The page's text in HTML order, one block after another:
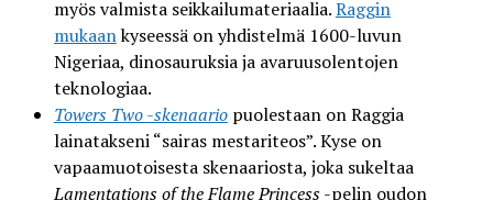
myös valmista seikkailumateriaalia.Raggin
mukaankyseessä on yhdistelmä 1600-luvun
Nigeriaa, dinosauruksia ja avaruusolentojen
teknologiaa.
Towers Two -skenaariopuolestaan on Raggia
lainatakseni “sairas mestariteos”. Kyse on
vapaamuotoisesta skenaariosta, joka sukeltaa
Lamentations of the Flame Princess-pelin oudon